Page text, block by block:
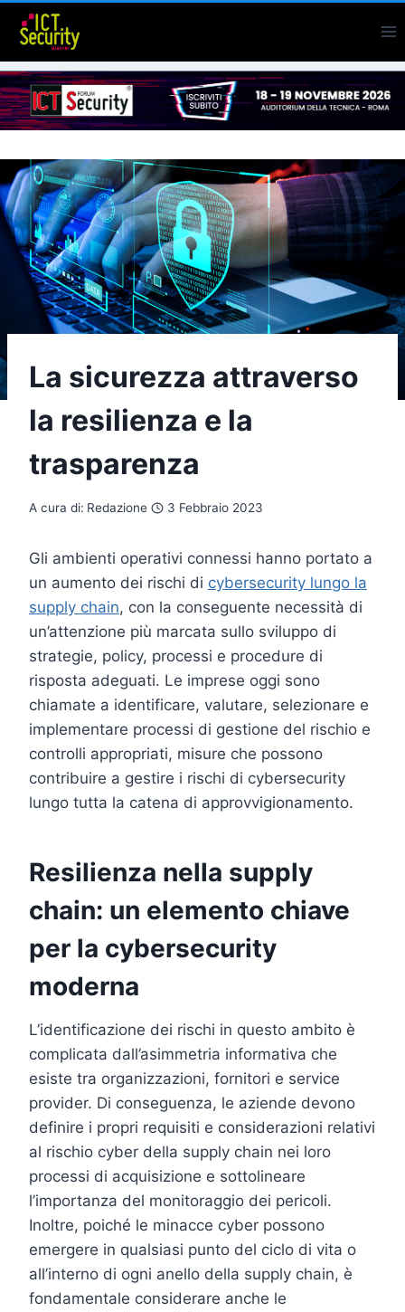
Salta
contenuto
La sicurezza attraverso
la resilienza e la
trasparenza
A cura di: Redazione 3 Febbraio 2023
Gli ambienti operativi connessi hanno portato a
un aumento dei rischi di cybersecurity lungo la
supply chain, con la conseguente necessità di
un’attenzione più marcata sullo sviluppo di
strategie, policy, processi e procedure di
risposta adeguati. Le imprese oggi sono
chiamate a identificare, valutare, selezionare e
implementare processi di gestione del rischio e
controlli appropriati, misure che possono
contribuire a gestire i rischi di cybersecurity
lungo tutta la catena di approvvigionamento.
Resilienza nella supply
chain: un elemento chiave
per la cybersecurity
moderna
L’identificazione dei rischi in questo ambito è
complicata dall’asimmetria informativa che
esiste tra organizzazioni, fornitori e service
provider. Di conseguenza, le aziende devono
definire i propri requisiti e considerazioni relativi
al rischio cyber della supply chain nei loro
processi di acquisizione e sottolineare
l’importanza del monitoraggio dei pericoli.
Inoltre, poiché le minacce cyber possono
emergere in qualsiasi punto del ciclo di vita o
all’interno di ogni anello della supply chain, è
fondamentale considerare anche le